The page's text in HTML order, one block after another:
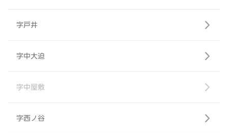
字戸井
字中大迫
字中屋敷
字西ノ谷